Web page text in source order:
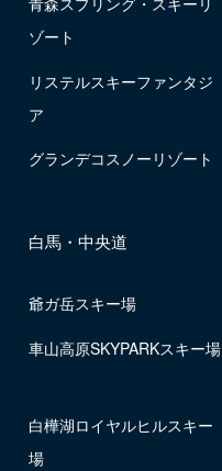
ゾート
リステルスキーファンタジ
ア
グランデコスノーリゾート
白馬・中央道
爺ガ岳スキー場
車山高原SKYPARKスキー場
白樺湖ロイヤルヒルスキー
場